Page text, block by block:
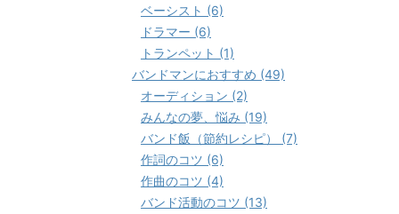
ベーシスト (6)
ドラマー (6)
トランペット (1)
バンドマンにおすすめ (49)
オーディション (2)
みんなの夢、悩み (19)
バンド飯（節約レシピ） (7)
作詞のコツ (6)
作曲のコツ (4)
バンド活動のコツ (13)